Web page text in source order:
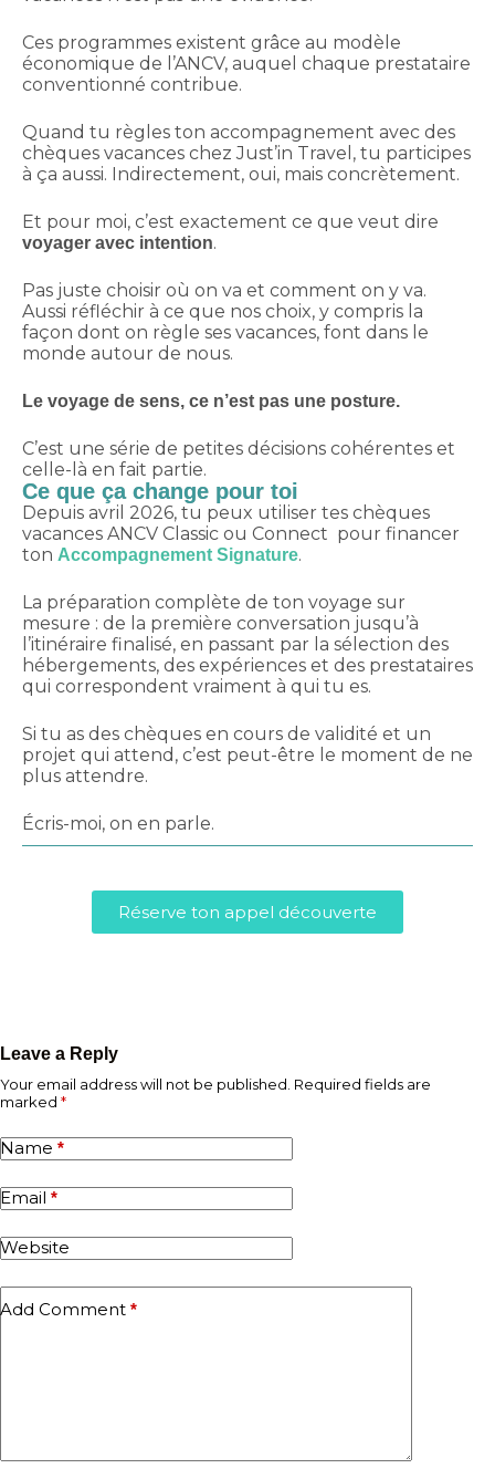
Ces programmes existent grâce au modèle
économique de l’ANCV, auquel chaque prestataire
conventionné contribue.
Quand tu règles ton accompagnement avec des
chèques vacances chez Just’in Travel, tu participes
à ça aussi. Indirectement, oui, mais concrètement.
Et pour moi, c’est exactement ce que veut dire
voyager avec intention.
Pas juste choisir où on va et comment on y va.
Aussi réfléchir à ce que nos choix, y compris la
façon dont on règle ses vacances, font dans le
monde autour de nous.
Le voyage de sens, ce n’est pas une posture.
C’est une série de petites décisions cohérentes et
celle-là en fait partie.
Ce que ça change pour toi
Depuis avril 2026, tu peux utiliser tes chèques
vacances ANCV Classic ou Connect pour financer
ton Accompagnement Signature.
La préparation complète de ton voyage sur
mesure : de la première conversation jusqu’à
l’itinéraire finalisé, en passant par la sélection des
hébergements, des expériences et des prestataires
qui correspondent vraiment à qui tu es.
Si tu as des chèques en cours de validité et un
projet qui attend, c’est peut-être le moment de ne
plus attendre.
Écris-moi, on en parle.
Réserve ton appel découverte
Leave a Reply
Your email address will not be published. Required fields are
marked *
Name *
Email *
Website
Add Comment *